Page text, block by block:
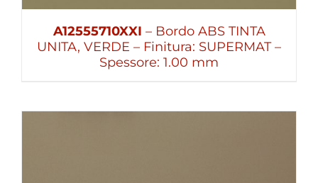
A12555710XXI – Bordo ABS TINTA
UNITA, VERDE – Finitura: SUPERMAT –
Spessore: 1.00 mm